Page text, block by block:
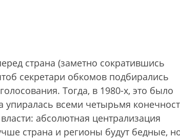
страна (заметно сократившись
секретари обкомов подбирались
Тогда, в 1980-х, это было
всеми четырьмя
абсолютная централизация
страна и регионы будут бедные,